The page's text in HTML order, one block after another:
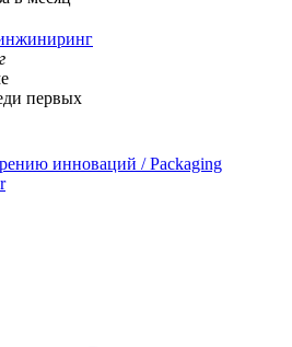
первых
инноваций / Packaging